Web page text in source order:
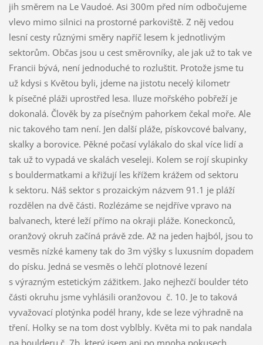
jih směrem na Le Vaudoé. Asi 300m před ním odbočujeme
vlevo mimo silnici na prostorné parkoviště. Z něj vedou
lesní cesty různými směry napříč lesem k jednotlivým
sektorům. Občas jsou u cest směrovníky, ale jak už to tak ve
Francii bývá, není jednoduché to rozluštit. Protože jsme tu
už kdysi s Květou byli, jdeme na jistotu necelý kilometr
k písečné pláži uprostřed lesa. Iluze mořského pobřeží je
dokonalá. Člověk by za písečným pahorkem čekal moře. Ale
nic takového tam není. Jen další pláže, pískovcové balvany,
skalky a borovice. Pěkné počasí vylákalo do skal více lidí a
tak už to vypadá ve skalách veseleji. Kolem se rojí skupinky
s bouldermatkami a křižují les křížem krážem od sektoru
k sektoru. Náš sektor s prozaickým názvem 91.1 je pláží
rozdělen na dvě části. Rozlézáme se nejdříve vpravo na
balvanech, které leží přímo na okraji pláže. Koneckonců,
oranžový okruh začíná právě zde. Až na jeden hajból, jsou to
vesměs nízké kameny tak do 3m výšky s luxusním dopadem
do písku. Jedná se vesměs o lehčí plotnové lezení
s výrazným estetickým zážitkem. Jako nejhezčí boulder této
části okruhu jsme vyhlásili oranžovou č. 10. Je to taková
vyvažovací plotýnka podél hrany, kde se leze výhradně na
tření. Holky se na tom dost vyblbly. Květa mi to pak nandala
na boulderu č. 7b, který jsem ani po mnoha pokusech